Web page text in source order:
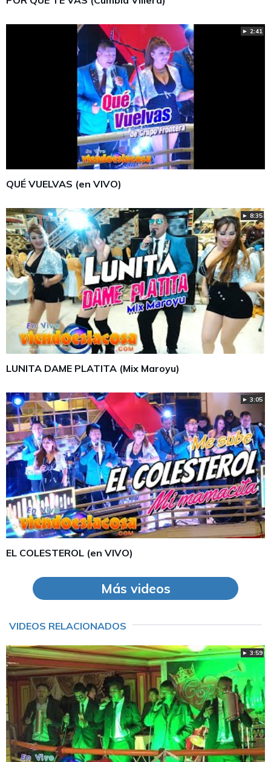
► 2:41
QUÉ VUELVAS (en VIVO)
► 8:35
LUNITA DAME PLATITA (Mix Maroyu)
► 3:05
EL COLESTEROL (en VIVO)
Más videos
VIDEOS RELACIONADOS
► 3:59